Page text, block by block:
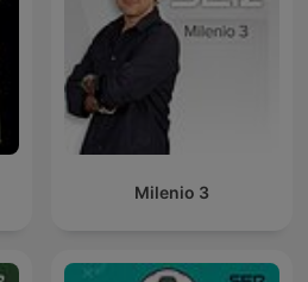
Milenio 3